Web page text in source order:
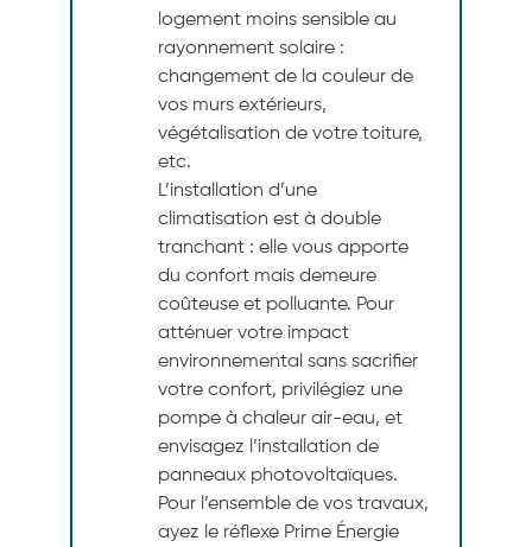
logement moins sensible au
rayonnement solaire :
changement de la couleur de
vos murs extérieurs,
végétalisation de votre toiture,
etc.
L’installation d’une
climatisation est à double
tranchant : elle vous apporte
du confort mais demeure
coûteuse et polluante. Pour
atténuer votre impact
environnemental sans sacrifier
votre confort, privilégiez une
pompe à chaleur air-eau, et
envisagez l’installation de
panneaux photovoltaïques.
Pour l’ensemble de vos travaux,
ayez le réflexe Prime Énergie